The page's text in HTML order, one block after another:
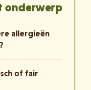
onderwerp
allergieën
of fair